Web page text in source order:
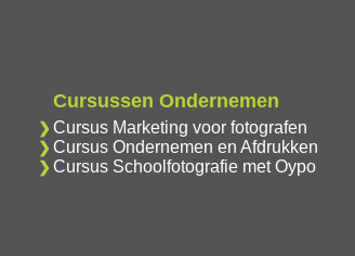
Cursussen Ondernemen
Cursus Marketing voor fotografen
Cursus Ondernemen en Afdrukken
Cursus Schoolfotografie met Oypo